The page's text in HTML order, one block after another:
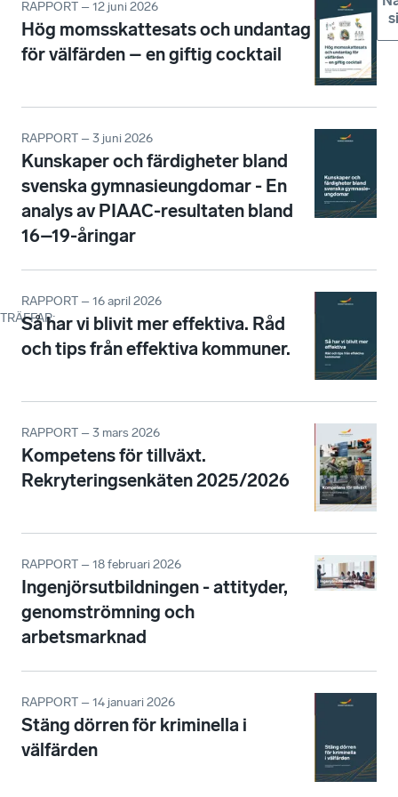
TRÄFFAR:
RAPPORT – 12 juni 2026
Hög momsskattesats och undantag
för välfärden – en giftig cocktail
RAPPORT – 3 juni 2026
Kunskaper och färdigheter bland
svenska gymnasieungdomar - En
analys av PIAAC-resultaten bland
16–19-åringar
RAPPORT – 16 april 2026
Så har vi blivit mer effektiva. Råd
och tips från effektiva kommuner.
RAPPORT – 3 mars 2026
Kompetens för tillväxt.
Rekryteringsenkäten 2025/2026
RAPPORT – 18 februari 2026
Ingenjörsutbildningen - attityder,
genomströmning och
arbetsmarknad
RAPPORT – 14 januari 2026
Stäng dörren för kriminella i
välfärden